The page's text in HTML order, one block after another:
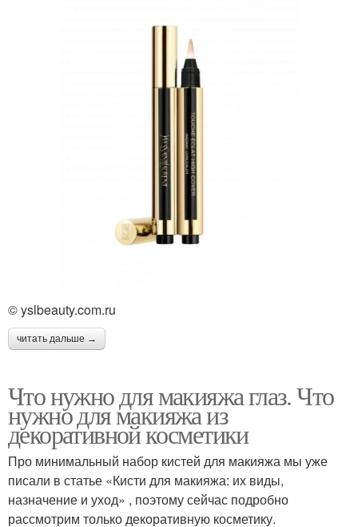
© yslbeauty.com.ru
читать дальше →
Что нужно для макияжа глаз. Что
нужно для макияжа из
декоративной косметики
Про минимальный набор кистей для макияжа мы уже
писали в статье «Кисти для макияжа: их виды,
назначение и уход» , поэтому сейчас подробно
рассмотрим только декоративную косметику.